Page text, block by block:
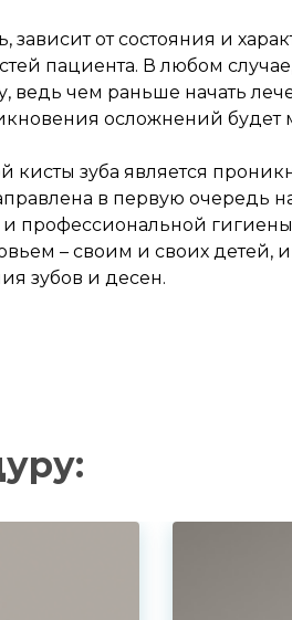
что принимаете
зависит от состояния и
пациента. В любом случае,
ведь чем раньше начать
осложнений будет
кисты зуба является
в первую очередь
профессиональной гигиены
– своим и своих детей,
зубов и десен.